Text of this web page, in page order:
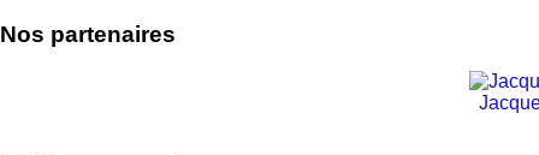
Nos partenaires